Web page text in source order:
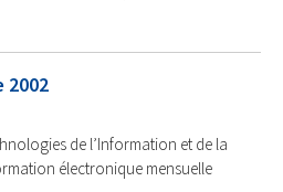
2002
de l’Information et de la
électronique mensuelle